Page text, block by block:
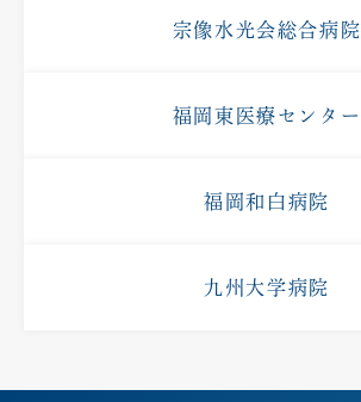
宗像水光会総合病院
福岡東医療センター
福岡和白病院
九州大学病院